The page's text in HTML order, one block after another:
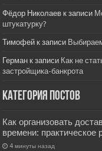
Фёдор Николаев к записи
штукатурку?
Тимофей к записи
Герман к записи Как не
застройщика-банкрота
Категория постов
Как организовать
времени: практическое
4 минуты назад